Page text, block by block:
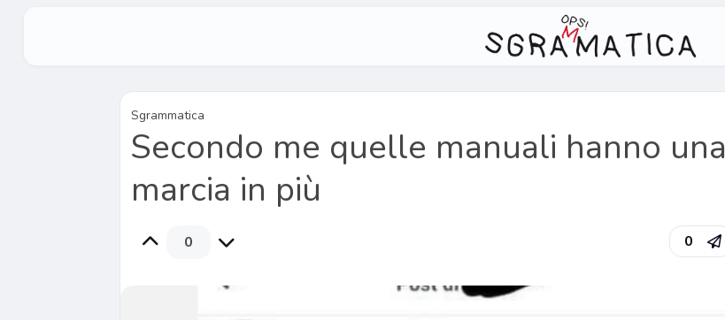
Sgrammatica
Secondo me quelle manuali hanno una
marcia in più
0 0